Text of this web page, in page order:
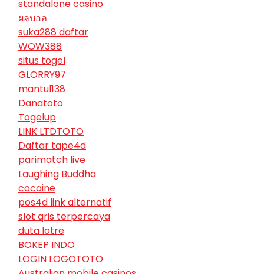
standalone casino
ผลบอล
suka288 daftar
WOW388
situs togel
GLORRY97
mantul138
Danatoto
Togelup
LINK LTDTOTO
Daftar tape4d
parimatch live
Laughing Buddha
cocaine
pos4d link alternatif
slot qris terpercaya
duta lotre
BOKEP INDO
LOGIN LOGOTOTO